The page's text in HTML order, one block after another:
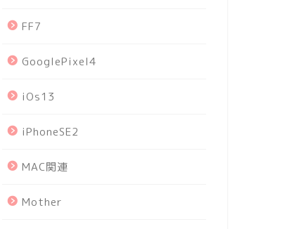
FF7
GooglePixel4
iOs13
iPhoneSE2
MAC関連
Mother